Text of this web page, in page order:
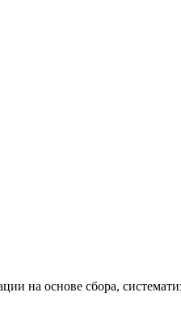
на основе сбора,